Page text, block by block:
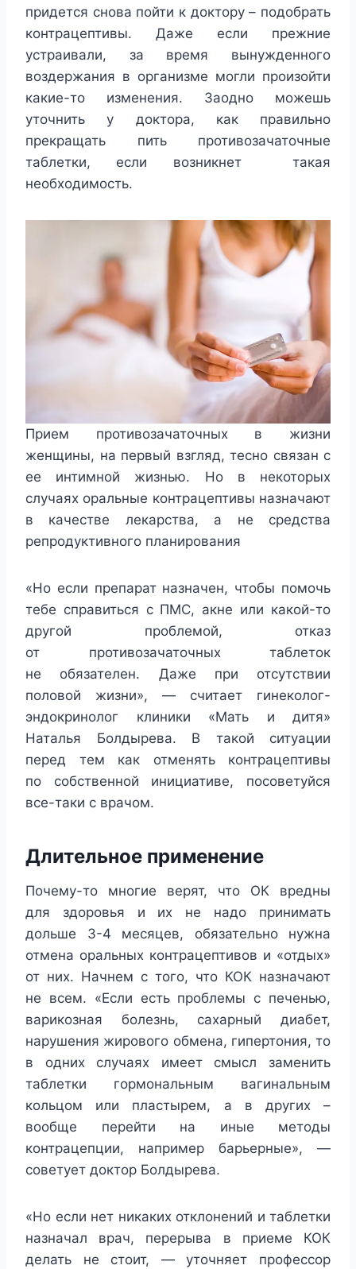
придется снова пойти к доктору – подобрать
контрацептивы. Даже если прежние
устраивали, за время вынужденного
воздержания в организме могли произойти
какие-то изменения. Заодно можешь
уточнить у доктора, как правильно
прекращать пить противозачаточные
таблетки, если возникнет такая
необходимость.
Прием противозачаточных в жизни
женщины, на первый взгляд, тесно связан с
ее интимной жизнью. Но в некоторых
случаях оральные контрацептивы назначают
в качестве лекарства, а не средства
репродуктивного планирования
«Но если препарат назначен, чтобы помочь
тебе справиться с ПМС, акне или какой-то
другой проблемой, отказ
от противозачаточных таблеток
не обязателен. Даже при отсутствии
половой жизни», — считает гинеколог-
эндокринолог клиники «Мать и дитя»
Наталья Болдырева. В такой ситуации
перед тем как отменять контрацептивы
по собственной инициативе, посоветуйся
все-таки с врачом.
Длительное применение
Почему-то многие верят, что ОК вредны
для здоровья и их не надо принимать
дольше 3-4 месяцев, обязательно нужна
отмена оральных контрацептивов и «отдых»
от них. Начнем с того, что КОК назначают
не всем. «Если есть проблемы с печенью,
варикозная болезнь, сахарный диабет,
нарушения жирового обмена, гипертония, то
в одних случаях имеет смысл заменить
таблетки гормональным вагинальным
кольцом или пластырем, а в других –
вообще перейти на иные методы
контрацепции, например барьерные», —
советует доктор Болдырева.
«Но если нет никаких отклонений и таблетки
назначал врач, перерыва в приеме КОК
делать не стоит, — уточняет профессор